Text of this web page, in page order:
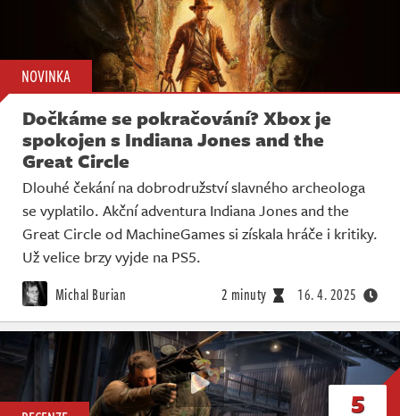
NOVINKA
Dočkáme se pokračování? Xbox je
spokojen s Indiana Jones and the
Great Circle
Dlouhé čekání na dobrodružství slavného archeologa
se vyplatilo. Akční adventura Indiana Jones and the
Great Circle od MachineGames si získala hráče i kritiky.
Už velice brzy vyjde na PS5.
Michal Burian 2 minuty 16. 4. 2025
5